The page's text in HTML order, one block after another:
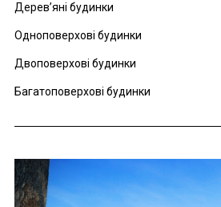
Дерев’яні будинки
Одноповерхові будинки
Двоповерхові будинки
Багатоповерхові будинки